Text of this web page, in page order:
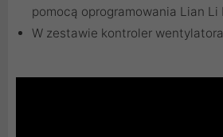
pomocą oprogramowania Lian
W zestawie kontroler